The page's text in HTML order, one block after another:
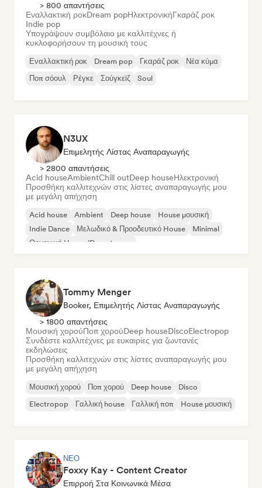
> 800 απαντήσεις
Εναλλακτική ροκDream popΗλεκτρονικήΓκαράζ ροκ
Indie pop
Υπογράψουν συμβόλαιο με καλλιτέχνες ή
κυκλοφορήσουν τη μουσική τους
Εναλλακτική ροκ Dream pop Γκαράζ ροκ
Νέα κύμα
Ποπ σόουλ
Ρέγκε Σούγκεϊζ Soul
N3UX
Επιμελητής Λίστας Αναπαραγωγής
> 2800 απαντήσεις
Acid houseAmbientChill outDeep houseΗλεκτρονική
Προσθήκη καλλιτεχνών στις λίστες αναπαραγωγής μου
με μεγάλη απήχηση
Acid house Ambient Deep house
House μουσική
Indie Dance
Μελωδικό & Προοδευτικό House
Minimal
Οργανική House/Downtempo
Tommy Menger
Booker, Επιμελητής Λίστας Αναπαραγωγής
> 1800 απαντήσεις
Μουσική χορούΠοπ χορούDeep houseDiscoElectropop
Συνδέστε καλλιτέχνες με ευκαιρίες για ζωντανές
εκδηλώσεις
Προσθήκη καλλιτεχνών στις λίστες αναπαραγωγής μου
με μεγάλη απήχηση
Μουσική χορού Ποπ χορού Deep house
Disco
Electropop
Γαλλική house Γαλλική ποπ House μουσική
ΝΈΟ
Foxxy Kay - Content Creator
Επιρροή Στα Κοινωνικά Μέσα